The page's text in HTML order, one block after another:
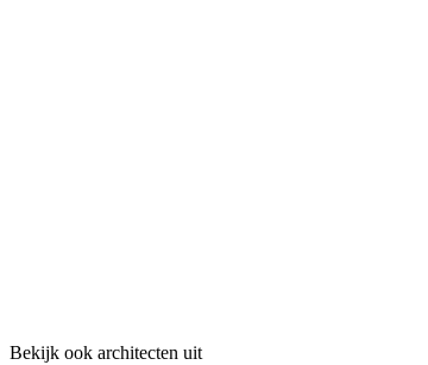
Bekijk ook architecten uit